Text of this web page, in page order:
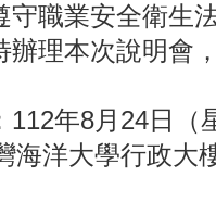
守職業安全衛生
辦理本次說明會
年8月24日（
海洋大學行政大